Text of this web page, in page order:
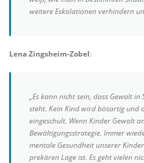
weitere Eskalationen verhindern
Lena Zingsheim-Zobel:
„Es kann nicht sein, dass Gewalt
steht. Kein Kind wird bösartig und
eingeschult. Wenn Kinder Gewalt
Bewältigungsstrategie. Immer
mentale Gesundheit unserer
prekären Lage ist. Es geht vielen